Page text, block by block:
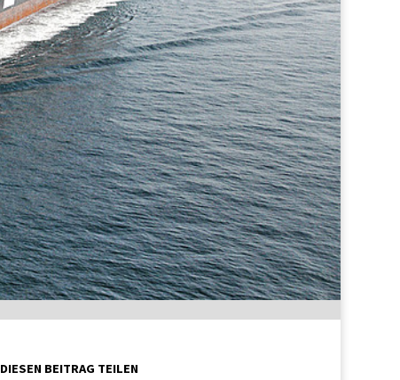
DIESEN BEITRAG TEILEN